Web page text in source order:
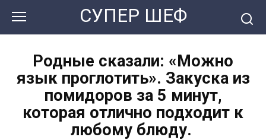
контенту
СУПЕР ШЕФ
Родные сказали: «Можно
язык проглотить». Закуска из
помидоров за 5 минут,
которая отлично подходит к
любому блюду.